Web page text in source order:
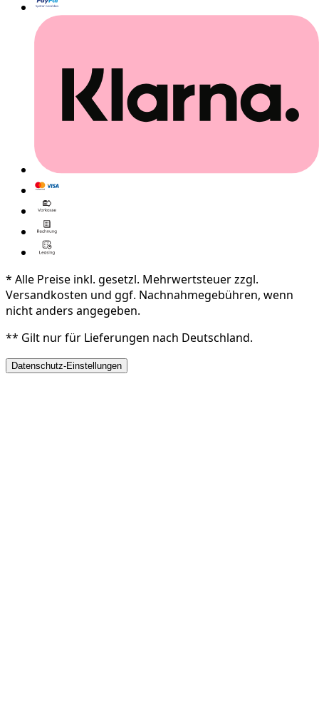
* Alle Preise inkl. gesetzl. Mehrwertsteuer zzgl.
Versandkosten und ggf. Nachnahmegebühren, wenn
nicht anders angegeben.
** Gilt nur für Lieferungen nach Deutschland.
Datenschutz-Einstellungen